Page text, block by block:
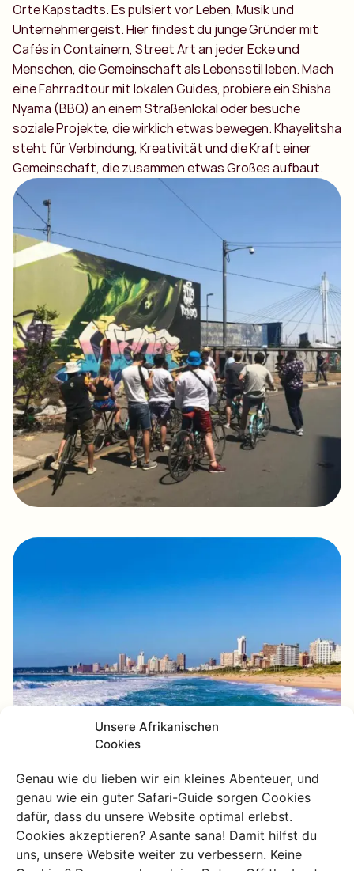
Unsere Afrikanischen
Cookies
Genau wie du lieben wir ein kleines Abenteuer, und
genau wie ein guter Safari-Guide sorgen Cookies
dafür, dass du unsere Website optimal erlebst.
Cookies akzeptieren? Asante sana! Damit hilfst du
uns, unsere Website weiter zu verbessern. Keine
Orte Kapstadts. Es pulsiert vor Leben, Musik und
Unternehmergeist. Hier findest du junge Gründer mit
Cafés in Containern, Street Art an jeder Ecke und
Menschen, die Gemeinschaft als Lebensstil leben. Mach
eine Fahrradtour mit lokalen Guides, probiere ein Shisha
Nyama (BBQ) an einem Straßenlokal oder besuche
soziale Projekte, die wirklich etwas bewegen. Khayelitsha
steht für Verbindung, Kreativität und die Kraft einer
Gemeinschaft, die zusammen etwas Großes aufbaut.
Robben Island: eine